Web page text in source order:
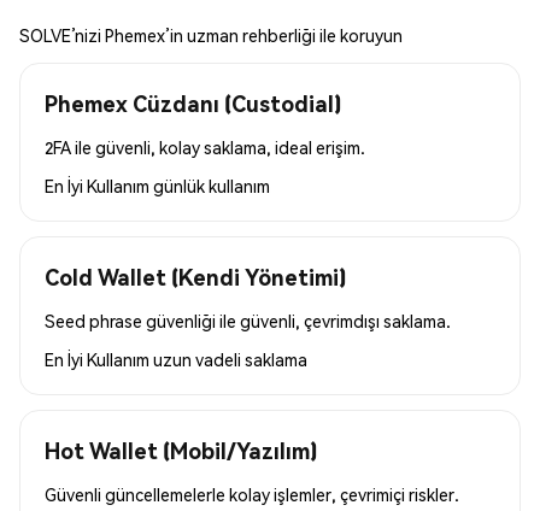
SOLVE’nizi Phemex’in uzman rehberliği ile koruyun
Phemex Cüzdanı (Custodial)
2FA ile güvenli, kolay saklama, ideal erişim.
En İyi Kullanım günlük kullanım
Cold Wallet (Kendi Yönetimi)
Seed phrase güvenliği ile güvenli, çevrimdışı saklama.
En İyi Kullanım uzun vadeli saklama
Hot Wallet (Mobil/Yazılım)
Güvenli güncellemelerle kolay işlemler, çevrimiçi riskler.